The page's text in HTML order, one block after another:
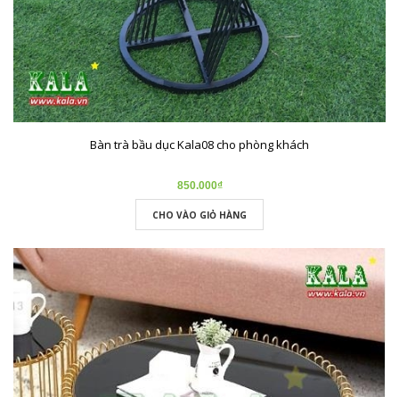
Bàn trà bầu dục Kala08 cho phòng khách
850.000₫
CHO VÀO GIỎ HÀNG